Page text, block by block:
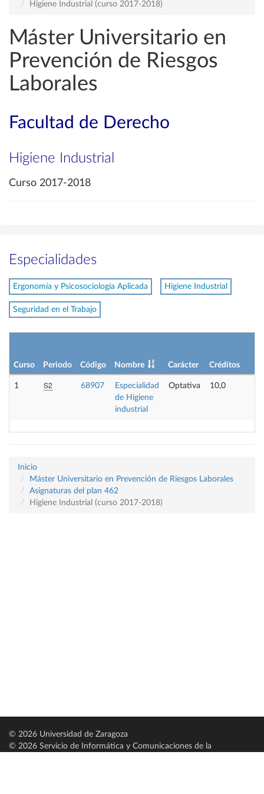
Higiene Industrial (curso 2017-2018)
Máster Universitario en
Prevención de Riesgos
Laborales
Facultad de Derecho
Higiene Industrial
Curso 2017-2018
Especialidades
Ergonomía y Psicosociología Aplicada Higiene Industrial
Seguridad en el Trabajo
Curso Periodo Código Nombre Carácter Créditos
1 S2 68907
Especialidad
de Higiene
industrial
Optativa 10,0
Inicio
Máster Universitario en Prevención de Riesgos Laborales
Asignaturas del plan 462
Higiene Industrial (curso 2017-2018)
© 2026 Universidad de Zaragoza
© 2026 Servicio de Informática y Comunicaciones de la